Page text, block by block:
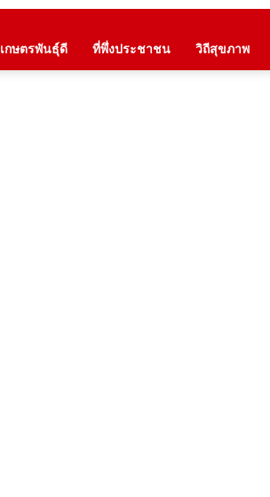
เกษตรพันธุ์ดี ที่พึ่งประชาชน วิถีสุขภาพ